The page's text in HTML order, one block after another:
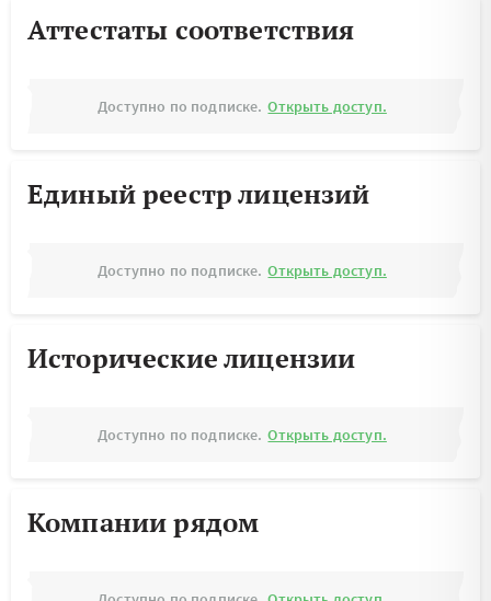
Аттестаты соответствия
Доступно по подписке. Открыть доступ.
Единый реестр лицензий
Доступно по подписке. Открыть доступ.
Исторические лицензии
Доступно по подписке. Открыть доступ.
Компании рядом